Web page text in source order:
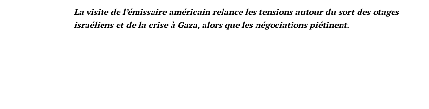
La visite de l’émissaire américain relance les tensions autour du sort des otages
israéliens et de la crise à Gaza, alors que les négociations piétinent.